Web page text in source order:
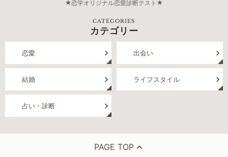
恋学オリジナル恋愛診断テスト
CATEGORIES
カテゴリー
恋愛 出会い
結婚 ライフスタイル
占い・診断
PAGE TOP